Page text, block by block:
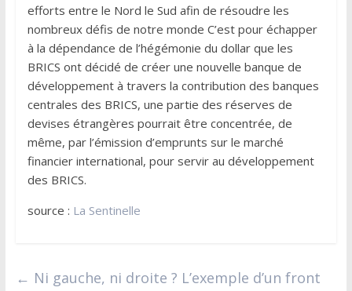
efforts entre le Nord le Sud afin de résoudre les
nombreux défis de notre monde C’est pour échapper
à la dépendance de l’hégémonie du dollar que les
BRICS ont décidé de créer une nouvelle banque de
développement à travers la contribution des banques
centrales des BRICS, une partie des réserves de
devises étrangères pourrait être concentrée, de
même, par l’émission d’emprunts sur le marché
financier international, pour servir au développement
des BRICS.
source : La Sentinelle
← Ni gauche, ni droite ? L’exemple d’un front